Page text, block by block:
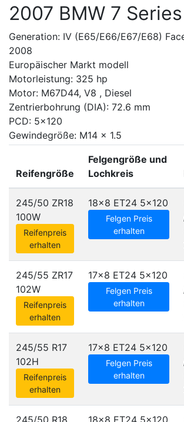
2007 BMW 7
Generation: IV (E65/E66/E67/E68)
2008
Europäischer Markt modell
Motorleistung: 325 hp
Motor: M67D44, V8 , Diesel
Zentrierbohrung (DIA): 72.6 mm
PCD: 5x120
Gewindegröße: M14 x 1.5
Reifengröße
Felgengröße und
Lochkreis
245/50 ZR18
100W
Reifenpreis
erhalten
18x8 ET24 5x120
Felgen Preis
erhalten
245/55 ZR17
102W
Reifenpreis
erhalten
17x8 ET24 5x120
Felgen Preis
erhalten
245/55 R17
102H
Reifenpreis
erhalten
17x8 ET24 5x120
Felgen Preis
erhalten
245/50 R18
18x8 ET24 5x120